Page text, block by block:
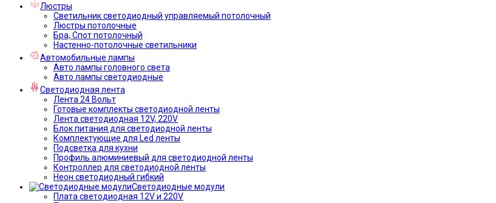
Люстры
Светильник светодиодный управляемый потолочный
Люстры потолочные
Бра, Спот потолочный
Настенно-потолочные светильники
Автомобильные лампы
Авто лампы головного света
Авто лампы светодиодные
Светодиодная лента
Лента 24 Вольт
Готовые комплекты светодиодной ленты
Лента светодиодная 12V, 220V
Блок питания для светодиодной ленты
Комплектующие для Led ленты
Подсветка для кухни
Профиль алюминиевый для светодиодной ленты
Контроллер для светодиодной ленты
Неон светодиодный гибкий
Светодиодные модули
Плата светодиодная 12V и 220V